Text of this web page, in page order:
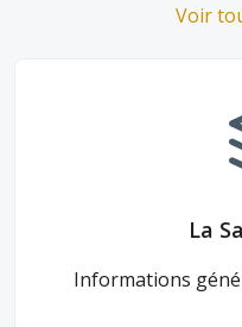
Voir
La
Informations